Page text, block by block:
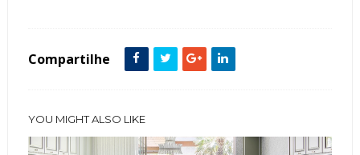
Compartilhe
YOU MIGHT ALSO LIKE